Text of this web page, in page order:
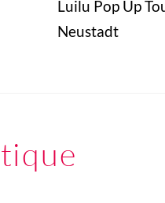
Luilu Pop Up
Neustadt